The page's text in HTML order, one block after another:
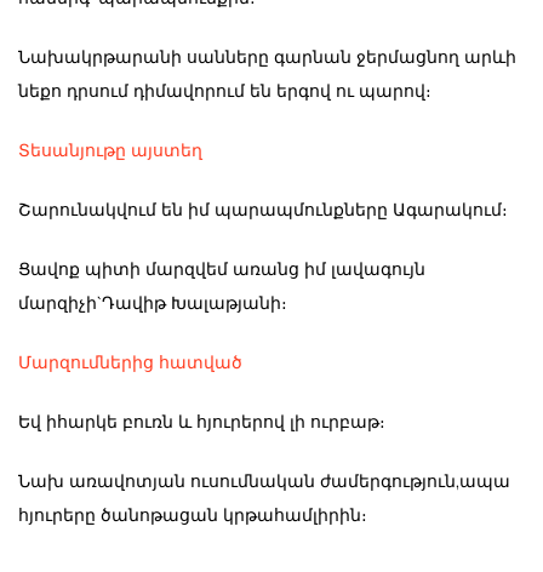
Նախակրթարանի սանները գարնան ջերմացնող արևի
նեքո դրսում դիմավորում են երգով ու պարով։
Տեսանյութը այստեղ
Շարունակվում են իմ պարապմունքները Ագարակում։
Ցավոք պիտի մարզվեմ առանց իմ լավագույն
մարզիչի`Դավիթ Խալաթյանի։
Մարզումներից հատված
Եվ իհարկե բուռն և հյուրերով լի ուրբաթ։
Նախ առավոտյան ուսումնական ժամերգություն,ապա
հյուրերը ծանոթացան կրթահամլիրին։